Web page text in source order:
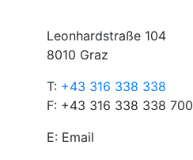
Leonhardstraße 104
8010 Graz
T: +43 316 338 338
F: +43 316 338 338 700
E: Email